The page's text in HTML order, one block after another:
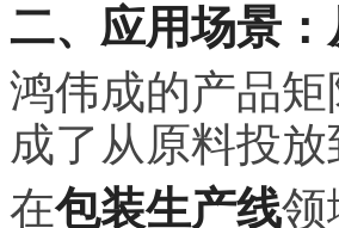
二、应用场景
鸿伟成的产品
成了从原料投
在包装生产线领